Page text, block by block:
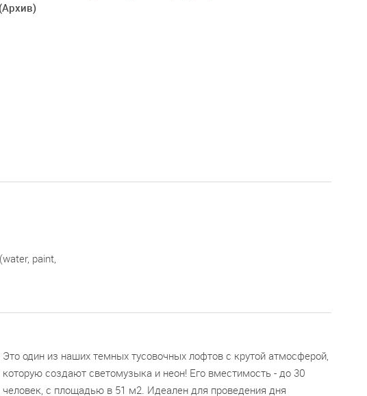
paint,
Это один из наших темных тусовочных лофтов с крутой атмосферой,
которую создают светомузыка и неон! Его вместимость - до 30
человек, с площадью в 51 м2. Идеален для проведения дня